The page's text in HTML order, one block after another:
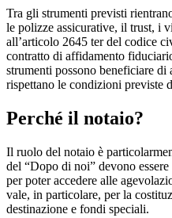
Tra gli strumenti previsti
le polizze assicurative, il trust, i
all’articolo 2645 ter del codice
contratto di affidamento
strumenti possono beneficiare
rispettano le condizioni previste
Perché il notaio?
Il ruolo del notaio è
del “Dopo di noi” devono
per poter accedere alle
vale, in particolare, per la
destinazione e fondi speciali.